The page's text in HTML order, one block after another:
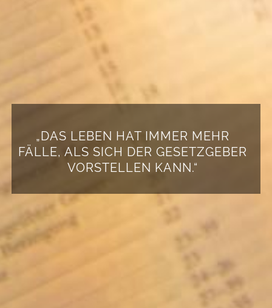
„DAS LEBEN HAT IMMER MEHR
FÄLLE, ALS SICH DER GESETZGEBER
VORSTELLEN KANN.“